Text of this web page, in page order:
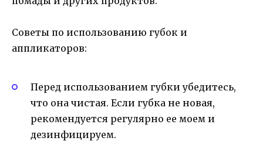
Советы по использованию губок и
аппликаторов:
Перед использованием губки убедитесь,
что она чистая. Если губка не новая,
рекомендуется регулярно ее моем и
дезинфицируем.